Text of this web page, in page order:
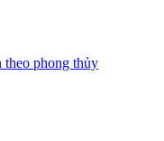
theo phong thủy